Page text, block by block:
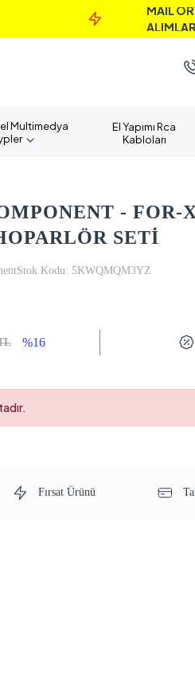
MAİL ORDER İLE
ALIMLARDA
Multimedya
El Yapımı Rca
Kabloları
- FOR-
SETİ
Stok Kodu: 5KWQMQM3YZ
%16
Fırsat Ürünü